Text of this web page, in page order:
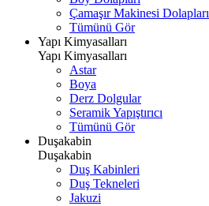
Çamaşır Makinesi Dolapları
Tümünü Gör
Yapı Kimyasalları
Yapı Kimyasalları
Astar
Boya
Derz Dolgular
Seramik Yapıştırıcı
Tümünü Gör
Duşakabin
Duşakabin
Duş Kabinleri
Duş Tekneleri
Jakuzi